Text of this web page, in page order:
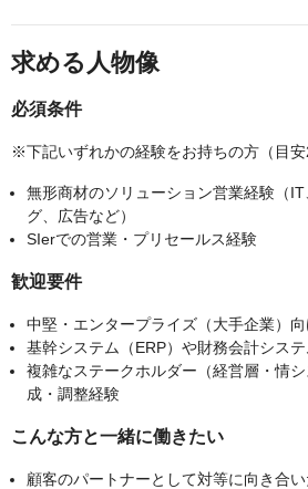
求める人物像
必須条件
※下記いずれかの経験をお持ちの方（目安
無形商材のソリューション営業経験（
グ、広告など）
SIerでの営業・プリセールス経験
歓迎要件
中堅・エンタープライズ（大手企業）
基幹システム（ERP）や財務会計シス
複雑なステークホルダー（経営層・情
成・調整経験
こんな方と一緒に働きたい
顧客のパートナーとして対等に向き合